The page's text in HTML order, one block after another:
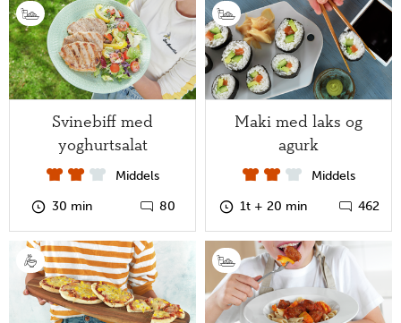
Svinebiff med
yoghurtsalat
Middels
30 min
80
Maki med laks og
agurk
Middels
1t + 20 min
462